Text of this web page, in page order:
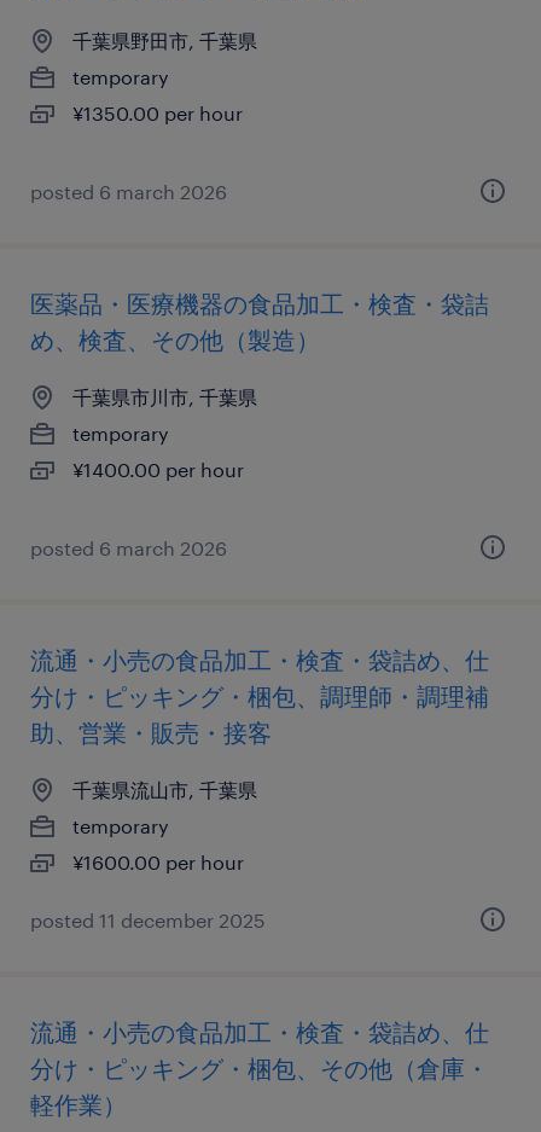
千葉県野田市, 千葉県
temporary
¥1350.00 per hour
posted 6 march 2026
医薬品・医療機器の食品加工・検査・袋詰
め、検査、その他（製造）
千葉県市川市, 千葉県
temporary
¥1400.00 per hour
posted 6 march 2026
流通・小売の食品加工・検査・袋詰め、仕
分け・ピッキング・梱包、調理師・調理補
助、営業・販売・接客
千葉県流山市, 千葉県
temporary
¥1600.00 per hour
posted 11 december 2025
流通・小売の食品加工・検査・袋詰め、仕
分け・ピッキング・梱包、その他（倉庫・
軽作業）